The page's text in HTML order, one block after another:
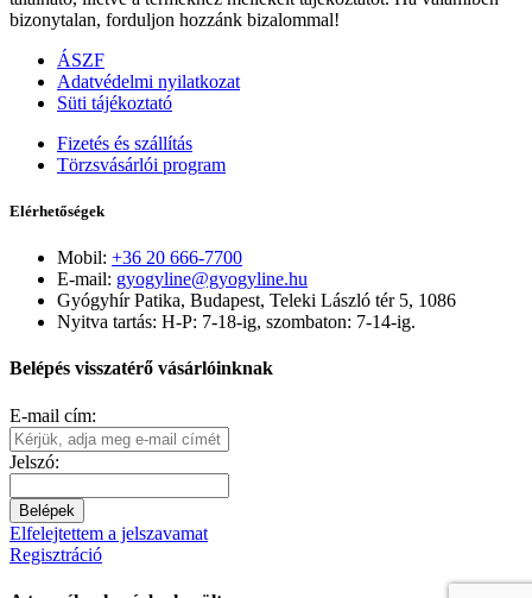
bizonytalan, forduljon hozzánk bizalommal!
ÁSZF
Adatvédelmi nyilatkozat
Süti tájékoztató
Fizetés és szállítás
Törzsvásárlói program
Elérhetőségek
Mobil: +36 20 666-7700
E-mail: gyogyline@gyogyline.hu
Gyógyhír Patika, Budapest, Teleki László tér 5, 1086
Nyitva tartás: H-P: 7-18-ig, szombaton: 7-14-ig.
Belépés visszatérő vásárlóinknak
E-mail cím:
Jelszó:
Belépek
Elfelejtettem a jelszavamat
Regisztráció